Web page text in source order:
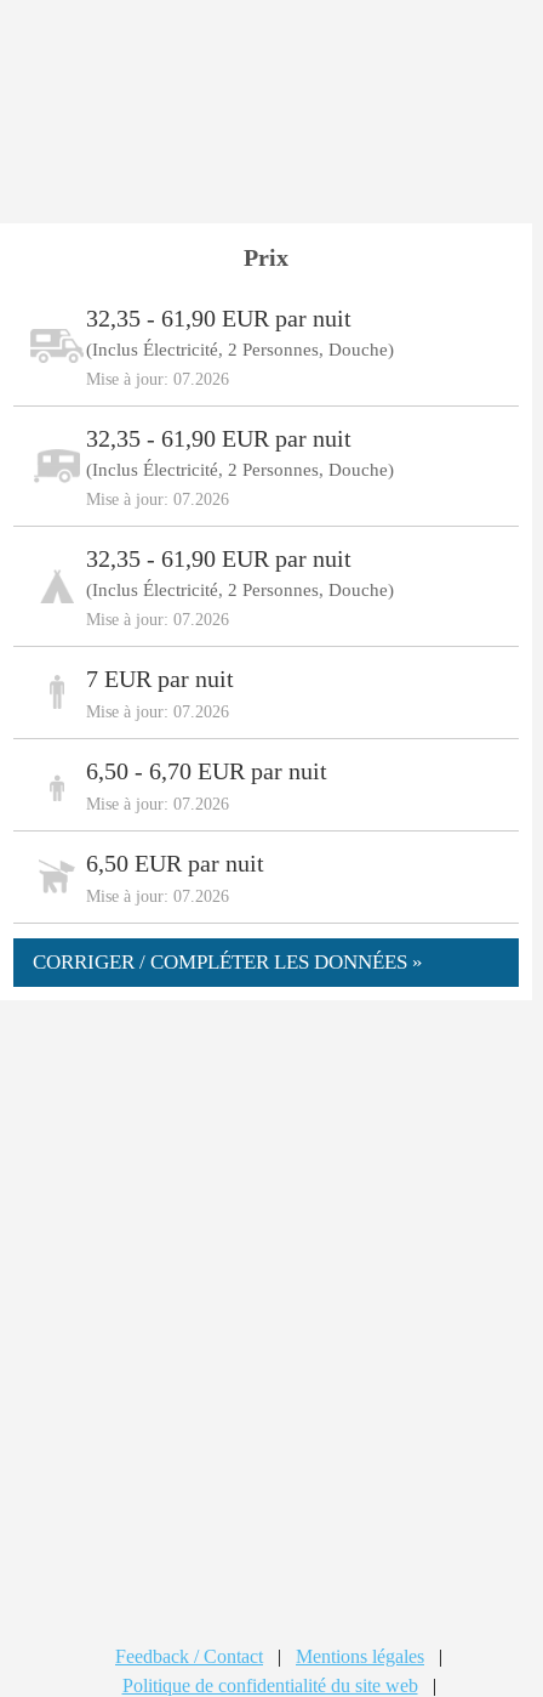
Prix
32,35 - 61,90 EUR par nuit
(Inclus Électricité, 2 Personnes, Douche)
Mise à jour: 07.2026
32,35 - 61,90 EUR par nuit
(Inclus Électricité, 2 Personnes, Douche)
Mise à jour: 07.2026
32,35 - 61,90 EUR par nuit
(Inclus Électricité, 2 Personnes, Douche)
Mise à jour: 07.2026
7 EUR par nuit
Mise à jour: 07.2026
6,50 - 6,70 EUR par nuit
Mise à jour: 07.2026
6,50 EUR par nuit
Mise à jour: 07.2026
CORRIGER / COMPLÉTER LES DONNÉES »
Feedback / Contact | Mentions légales
|
Politique de confidentialité du site web
|